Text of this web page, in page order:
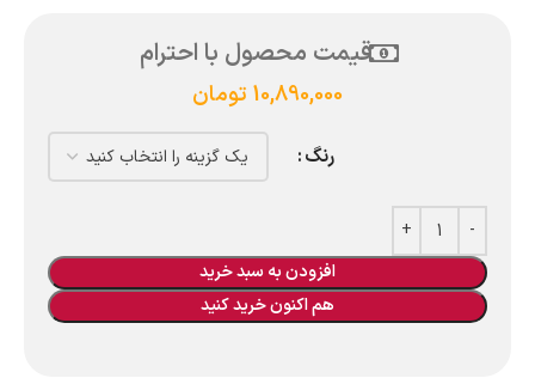
قیمت محصول با احترام
10,890,000 تومان
رنگ
افزودن به سبد خرید
هم اکنون خرید کنید